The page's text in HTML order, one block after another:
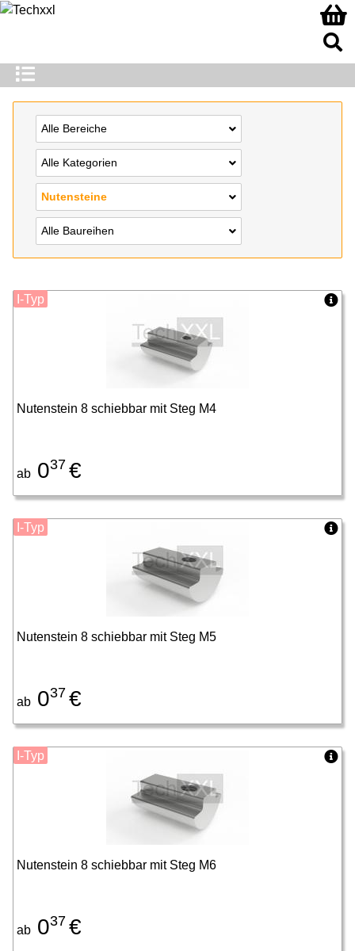
Alle Bereiche
Alle Kategorien
Nutensteine
Alle Baureihen
Nutenstein 8 schiebbar mit Steg M4
ab 037 €
I-Typ
Nutenstein 8 schiebbar mit Steg M5
ab 037 €
I-Typ
Nutenstein 8 schiebbar mit Steg M6
ab 037 €
I-Typ